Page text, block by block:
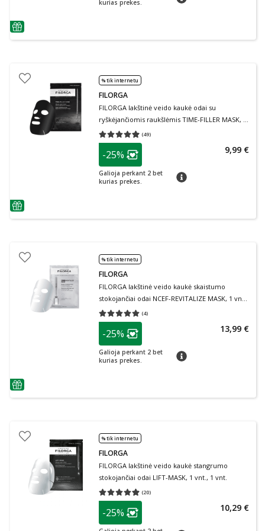
patarimas
kurias prekes.
patarimas
% tik internetu
FILORGA
FILORGA lakštinė veido kaukė odai su
ryškėjančiomis raukšlėmis TIME-FILLER MASK, 1
vnt., 1 vnt., 23 g
(49)
Vidutinis įvertinimas 4.94
patarimas
Lojalumo klubo narių nuolaida
-25%
Galioja perkant 2 bet
kurias prekes.
patarimas
9,99 €
patarimas
% tik internetu
FILORGA
FILORGA lakštinė veido kaukė skaistumo
stokojančiai odai NCEF-REVITALIZE MASK, 1 vnt.,
1 vnt.
(4)
Vidutinis įvertinimas 5.00
patarimas
Lojalumo klubo narių nuolaida
-25%
Galioja perkant 2 bet
kurias prekes.
patarimas
13,99 €
% tik internetu
FILORGA
FILORGA lakštinė veido kaukė stangrumo
stokojančiai odai LIFT-MASK, 1 vnt., 1 vnt.
(20)
Vidutinis įvertinimas 4.90
patarimas
Lojalumo klubo narių nuolaida
-25% 10,29 €